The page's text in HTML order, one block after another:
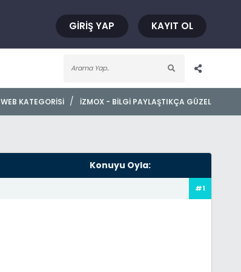
GIRIŞ YAP KAYIT OL
İZMOX - BILGI PAYLAŞTIKÇA GÜZEL
/
WEB KATEGORISI
Konuyu Oyla:
#1